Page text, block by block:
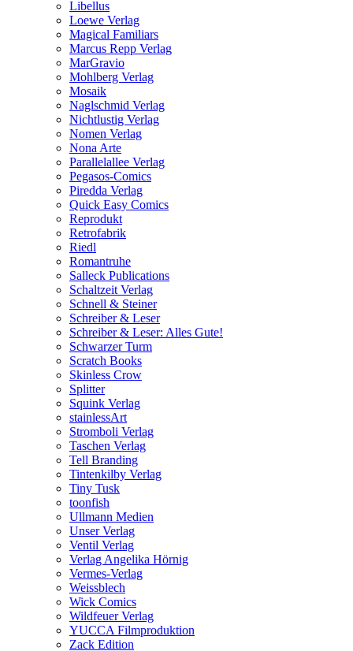
Libellus
Loewe Verlag
Magical Familiars
Marcus Repp Verlag
MarGravio
Mohlberg Verlag
Mosaik
Naglschmid Verlag
Nichtlustig Verlag
Nomen Verlag
Nona Arte
Parallelallee Verlag
Pegasos-Comics
Piredda Verlag
Quick Easy Comics
Reprodukt
Retrofabrik
Riedl
Romantruhe
Salleck Publications
Schaltzeit Verlag
Schnell & Steiner
Schreiber & Leser
Schreiber & Leser: Alles Gute!
Schwarzer Turm
Scratch Books
Skinless Crow
Splitter
Squink Verlag
stainlessArt
Stromboli Verlag
Taschen Verlag
Tell Branding
Tintenkilby Verlag
Tiny Tusk
toonfish
Ullmann Medien
Unser Verlag
Ventil Verlag
Verlag Angelika Hörnig
Vermes-Verlag
Weissblech
Wick Comics
Wildfeuer Verlag
YUCCA Filmproduktion
Zack Edition